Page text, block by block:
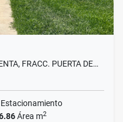
FRACC. PUERTA DE…
Estacionamiento
Área m2